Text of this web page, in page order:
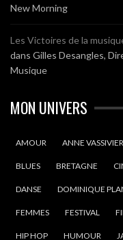
New Morning
Les Victoires de la
dans Gilles Desangles,
Musique
MON UNIVERS
AMOUR ANNE
BLUES BRETAGNE
DANSE DOMINIQUE
FEMMES FESTIVAL
HIP HOP HUMOUR